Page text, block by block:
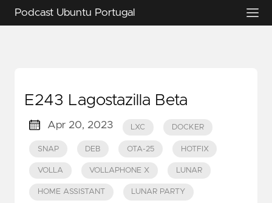
Podcast Ubuntu Portugal
E243 Lagostazilla Beta
Apr 20, 2023 LXC DOCKER
SNAP DEB OTA-25 HOTFIX
VOLLA VOLLAPHONE X LUNAR
HOME ASSISTANT LUNAR PARTY